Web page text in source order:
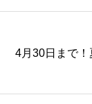
4月30日まで！